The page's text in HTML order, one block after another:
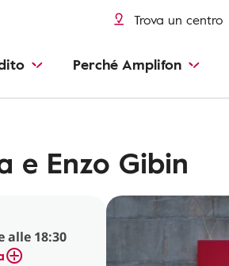
Trova un centro
Perché Amplifon
e Enzo Gibin
alle 18:30